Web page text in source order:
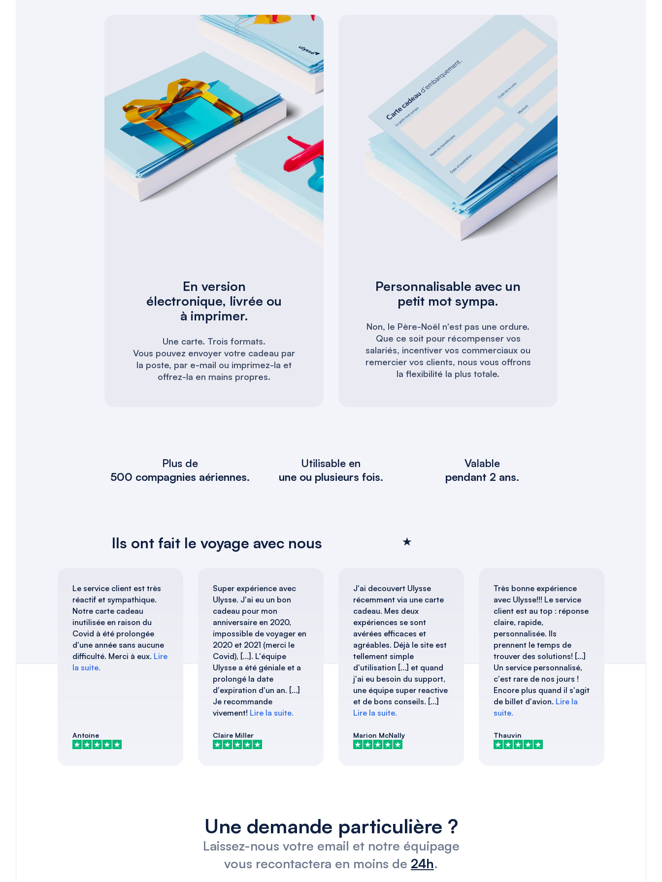
En version
électronique, livrée ou
à imprimer.
Une carte. Trois formats.
Vous pouvez envoyer votre cadeau par
la poste, par e-mail ou imprimez-la et
offrez-la en mains propres.
Personnalisable avec un
petit mot sympa.
Non, le Père-Noël n'est pas une ordure.
Que ce soit pour récompenser vos
salariés, incentiver vos commerciaux ou
remercier vos clients, nous vous offrons
la flexibilité la plus totale.
Plus de
500 compagnies aériennes.
Utilisable en
une ou plusieurs fois.
Valable
pendant 2 ans.
Ils ont fait le voyage avec nous
Le service client est très
réactif et sympathique.
Notre carte cadeau
inutilisée en raison du
Covid à été prolongée
d'une année sans aucune
difficulté. Merci à eux. Lire
la suite.
Antoine
Super expérience avec
Ulysse. J'ai eu un bon
cadeau pour mon
anniversaire en 2020,
impossible de voyager en
2020 et 2021 (merci le
Covid), [...]. L'équipe
Ulysse a été géniale et a
prolongé la date
d'expiration d'un an. [...]
Je recommande
vivement! Lire la suite.
Claire Miller
J'ai decouvert Ulysse
récemment via une carte
cadeau. Mes deux
expériences se sont
avérées efficaces et
agréables. Déjà le site est
tellement simple
d'utilisation [...] et quand
j'ai eu besoin du support,
une équipe super reactive
et de bons conseils. [...]
Lire la suite.
Marion McNally
Très bonne expérience
avec Ulysse!!! Le service
client est au top : réponse
claire, rapide,
personnalisée. Ils
prennent le temps de
trouver des solutions! [...]
Un service personnalisé,
c'est rare de nos jours !
Encore plus quand il s'agit
de billet d'avion. Lire la
suite.
Thauvin
Une demande particulière ?
Laissez-nous votre email et notre équipage
vous recontactera en moins de 24h.